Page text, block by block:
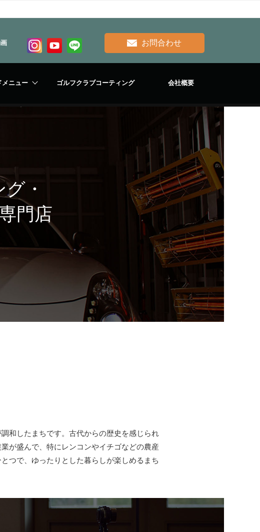
お問合わせ
メニュー ゴルフクラブコーティング 会社概要
・
門店
和したまちです。古代からの歴史を感じられ
が盛んで、特にレンコンやイチゴなどの農産
つで、ゆったりとした暮らしが楽しめるまち